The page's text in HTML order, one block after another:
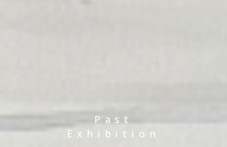
Past
Exhibition